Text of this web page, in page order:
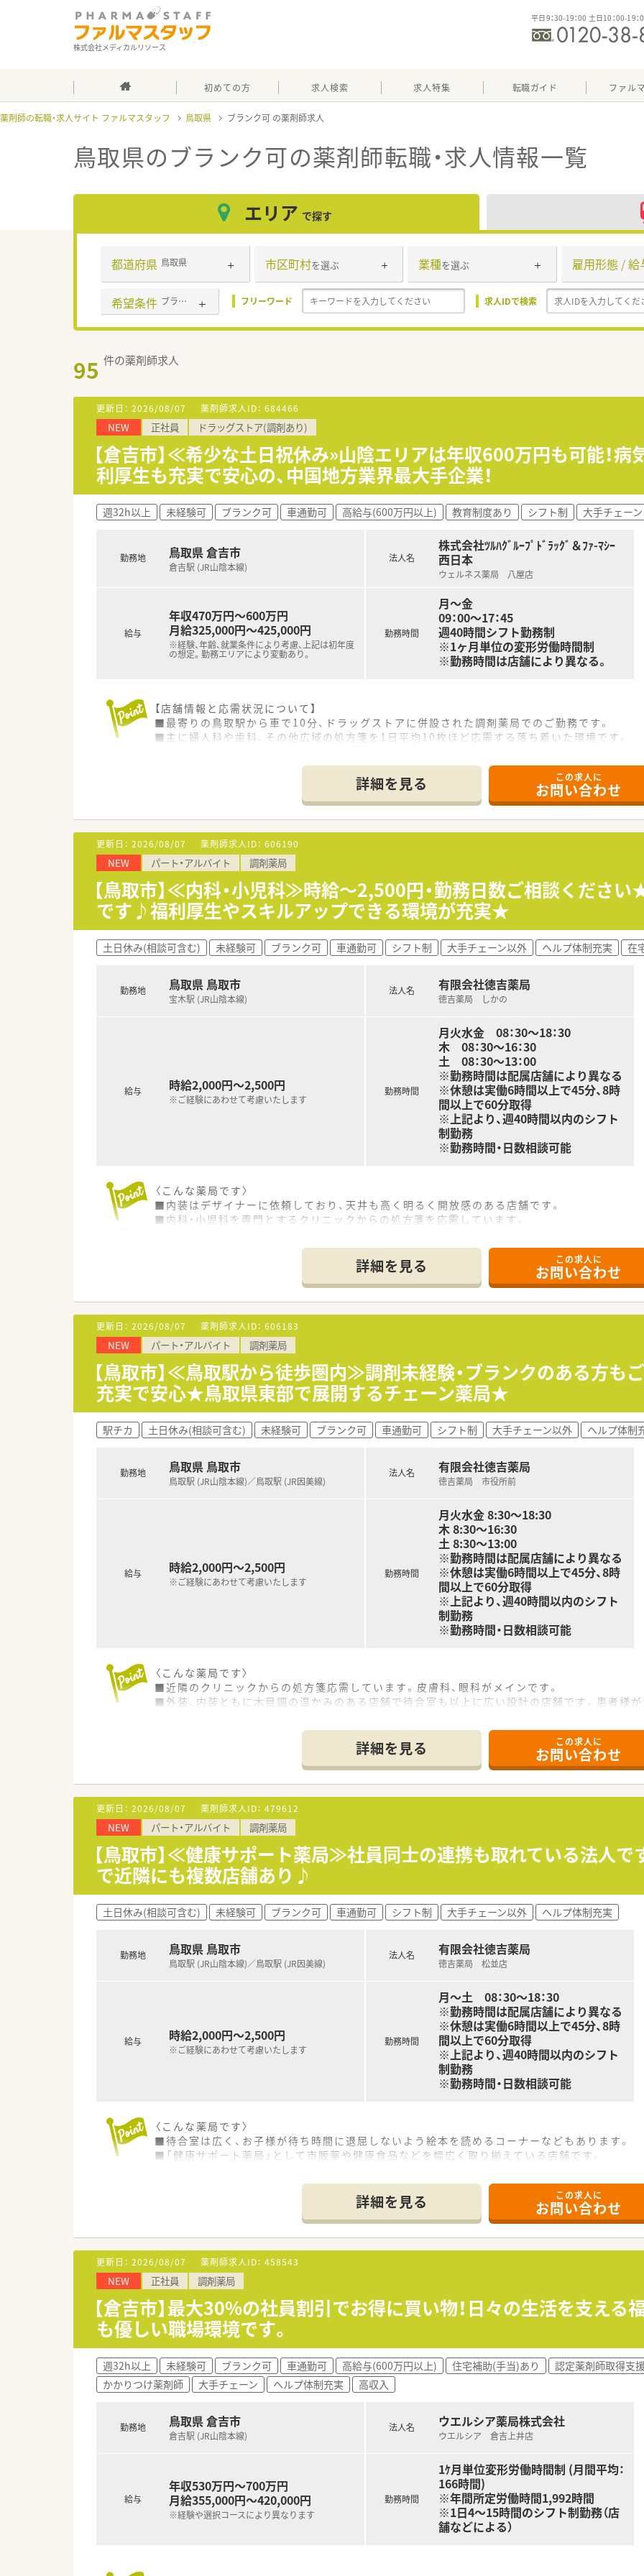
株式会社メディカルリソース
平日9：30-19：00 土日10：00-19
初めての方 求人検索 求人特集 転職ガイド ファル
薬剤師の転職・求人サイト ファルマスタッフ 鳥取県 ブランク可
鳥取県のブランク可の薬剤師転職・求人情報一覧
エリア で探す
都道府県 鳥取県 市区町村を選ぶ 業種を選ぶ 雇用形態 / 給
希望条件 ブランク可 フリーワード 求人IDで検索
95 件の薬剤師求人
更新日： 2026/08/07 薬剤師求人ID： 684466
NEW 正社員 ドラッグストア(調剤あり)
【倉吉市】≪希少な土日祝休み»山陰エリアは年収600万円も可能！
利厚生も充実で安心の、中国地方業界最大手企業！
週32h以上 未経験可 ブランク可 車通勤可 高給与(600万円以上) 教育制度あり シフト制 大手チェーン
勤務地 鳥取県 倉吉市
倉吉駅 (JR山陰本線)
給与
年収470万円～600万円
月給325,000円～425,000円
※経験、年齢、就業条件により考慮、上記は初年度
の想定。勤務エリアにより変動あり。
法人名
株式会社ﾂﾙﾊｸﾞﾙｰﾌﾟﾄﾞﾗｯｸﾞ＆ﾌｧ-ﾏｼｰ
西日本
ウェルネス薬局 八屋店
勤務時間
月～金
09：00～17：45
週40時間シフト勤務制
※1ヶ月単位の変形労働時間制
※勤務時間は店舗により異なる。
【店舗情報と応需状況について】
■最寄りの鳥取駅から車で10分、ドラッグストアに併設された調剤薬局でのご勤務です。
■主に婦人科や歯科、その他広域の処方箋を1日平均10枚ほど応需する落ち着いた環境です。
■年間15店舗以上の新規出店計画に伴い、組織体制を強化するための増員募集となります。
■調剤業務を基本としつつ、OTC医薬品の知識も深めたいという意欲のある方を歓迎します。
■将来的に薬局長を目指すなど、キャリアアップに前向きな方歓迎です。20～30代の方を中心
【想定される業務内容】
■調剤業務が9割となり、主に婦人科や歯科、広域の処方箋の調剤・監査・服薬指導を行います。
■レジ業務はなく、OTC医薬品は第一類医薬品など専門的な相談があった場合に対応します。
■入社後の数年間は、通勤可能な範囲で店舗異動を経験し、多様なスキルを習得します。
【職場環境と雰囲気】
■薬剤師の平均年齢が33歳と若く、活気がありコミュニケーションが取りやすい職場です。
■全店舗に最新の電子薬歴「Musubi」を導入しており、業務の効率化が進んでいます。
詳細を見る この求人に
お問い合わせ
更新日： 2026/08/07 薬剤師求人ID： 606190
NEW パート・アルバイト 調剤薬局
【鳥取市】≪内科・小児科≫時給～2,500円・勤務日数ご相談くださ
です♪福利厚生やスキルアップできる環境が充実★
土日休み(相談可含む) 未経験可 ブランク可 車通勤可 シフト制 大手チェーン以外 ヘルプ体制充実 在
勤務地 鳥取県 鳥取市
宝木駅 (JR山陰本線)
給与 時給2,000円～2,500円
※ご経験にあわせて考慮いたします
法人名 有限会社徳吉薬局
徳吉薬局 しかの
勤務時間
月火水金 08：30～18：30
木 08：30～16：30
土 08：30～13：00
※勤務時間は配属店舗により異なる
※休憩は実働6時間以上で45分、8時
間以上で60分取得
※上記より、週40時間以内のシフト
制勤務
※勤務時間・日数相談可能
〈こんな薬局です〉
■内装はデザイナーに依頼しており、天井も高く明るく開放感のある店舗です。
■内科・小児科を専門とするクリニックからの処方箋を応需しています。
〈調剤設備〉
■監査支援システム PROOFIT（富士フィルム）、クリーンベンチ
〈研修制度〉
■新入社員研修・OJT研修・スキルアップ研修・海外研修・接遇研修があります。
〈法人特徴〉
■鳥取県内で８店舗展開する調剤薬局です。
鳥取市内で在宅も積極的に対応されています。
安心・安全な仕組みとして、調剤監査システムとして「監査支援システム」「一包化監査支援シス
テム」を導入しています。
■各種福利厚生も充実しており、ご家庭をお持ちの方なども安心して長期的なご就業が可能で
■がんの専門領域の専門性を高めるため、鳥取市内の中核病院様とも連携をされています。
■対人業務に特化するため、機械化は積極的に行われている薬局様です。
■従業員の方が働きやすいようにと、皆様で考えてられており、男性育児休暇習得実績もござ
境です！
■社内のレクリエーションも充実しています。
■小児科を応需していますので、お子様がお好きな方にもおススメ
などお気軽にお問い合わせください
詳細を見る この求人に
お問い合わせ
更新日： 2026/08/07 薬剤師求人ID： 606183
NEW パート・アルバイト 調剤薬局
【鳥取市】≪鳥取駅から徒歩圏内≫調剤未経験・ブランクのある方も
充実で安心★鳥取県東部で展開するチェーン薬局★
駅チカ 土日休み(相談可含む) 未経験可 ブランク可 車通勤可 シフト制 大手チェーン以外 ヘルプ体制
勤務地 鳥取県 鳥取市
鳥取駅 (JR山陰本線)／鳥取駅 (JR因美線)
給与 時給2,000円～2,500円
※ご経験にあわせて考慮いたします
法人名 有限会社徳吉薬局
徳吉薬局 市役所前
勤務時間
月火水金 8:30～18:30
木 8:30～16:30
土 8:30～13:00
※勤務時間は配属店舗により異なる
※休憩は実働6時間以上で45分、8時
間以上で60分取得
※上記より、週40時間以内のシフト
制勤務
※勤務時間・日数相談可能
〈こんな薬局です〉
■近隣のクリニックからの処方箋応需しています。皮膚科、眼科がメインです。
■外装、内装ともに木目調の温かみのある店舗で待合室も以上に広い設計の店舗です。患者様
■薬剤師複数名体制で処方箋を月4,000枚程度対応しています。
■薬剤師は複数名体制、調剤助手の方も複数名在籍しています。男性女性ともに活躍中の店舗で
〈業務内容〉
■調剤業務・在宅医療・ＯＴＣ販売業務などをお願いいたします。
〈調剤設備〉
■電子薬歴（グーコ）、全自動錠剤分包機4台（ユヤマ）、円盤分包機（ユヤマ）、錠剤監査システム
フィルム）、練り機2台、クリーンベンチ
〈研修制度〉
■新入社員研修・OJT研修・スキルアップ研修・海外研修・接遇研修があります。
■鳥取県内で８店舗展開する調剤薬局です。
鳥取市内で在宅も積極的に対応されています。
安心・安全な仕組みとして、調剤監査システムとして「監査支援システム」「一包化監査支援シス
■８店舗中5店舗にクリーンベンチを設置されているなど、鳥取市内の在宅医療にも積極的です
■各種福利厚生も充実しており、ご家庭をお持ちの方も安心して長期的なご就業が可能です。
■がんの専門領域の専門性を高めるため、鳥取市内の中核病院様とも連携をされています。
■対人業務に特化するため、機械化は積極的に行われている薬局様です。
■従業員の方が働きやすいようにと、皆様で考えられており、男性育児休暇習得実績もござい
■患者様とのコミュニケーションがお好きな方
■調剤設備の整った店舗で働きたい方
■転居を伴う異動を避け、福利厚生が整った会社でご家族との時間を大切にしたい方
などお気軽にお問い合わせください
詳細を見る この求人に
お問い合わせ
更新日： 2026/08/07 薬剤師求人ID： 479612
NEW パート・アルバイト 調剤薬局
【鳥取市】≪健康サポート薬局≫社員同士の連携も取れている法人
で近隣にも複数店舗あり♪
土日休み(相談可含む) 未経験可 ブランク可 車通勤可 シフト制 大手チェーン以外 ヘルプ体制充実
勤務地 鳥取県 鳥取市
鳥取駅 (JR山陰本線)／鳥取駅 (JR因美線)
給与 時給2,000円～2,500円
※ご経験にあわせて考慮いたします
法人名 有限会社徳吉薬局
徳吉薬局 松並店
勤務時間
月～土 08：30～18：30
※勤務時間は配属店舗により異なる
※休憩は実働6時間以上で45分、8時
間以上で60分取得
※上記より、週40時間以内のシフト
制勤務
※勤務時間・日数相談可能
〈こんな薬局です〉
■待合室は広く、お子様が待ち時間に退屈しないよう絵本を読めるコーナーなどもあります。
■「健康サポート薬局」として市販薬や健康食品などを幅広く取り揃えている店舗です。
■研修認定薬剤師も在籍している店舗です。
■調剤業務・在宅医療・OTC販売 等
■処方箋枚数：2400枚/月
■定期的に健康イベントを開催
〈研修制度〉
■新入社員研修・OJT研修・スキルアップ研修・海外研修・接遇研修があります。
〈法人特徴〉
■鳥取県内で８店舗展開する調剤薬局です。
鳥取市内で在宅も積極的に対応されています。
■健康サポート薬局として定期的な健康イベントを開催されています。
安心・安全な仕組みとして、調剤監査システムとして「監査支援システム」「一包化監査支援シス
■８店舗中5店舗にクリーンベンチを設置されているなど、鳥取市内の在宅医療にも積極的です
■各種福利厚生も充実しており、ご家庭をお持ちの方なども安心して長期的なご就業が可能で
■がんの専門領域の専門性を高めるため、鳥取市内の中核病院様とも連携をされています。
■従業員の方が働きやすいようにと、皆様で考えてられており、男性育児休暇習得実績もござ
境です！
■社内のレクリエーションも充実しています。
詳細を見る この求人に
お問い合わせ
更新日： 2026/08/07 薬剤師求人ID： 458543
NEW 正社員 調剤薬局
【倉吉市】最大30%の社員割引でお得に買い物！日々の生活を支える
も優しい職場環境です。
週32h以上 未経験可 ブランク可 車通勤可 高給与(600万円以上) 住宅補助(手当)あり
認定薬剤師取得支
かかりつけ薬剤師
大手チェーン ヘルプ体制充実 高収入
勤務地 鳥取県 倉吉市
倉吉駅 (JR山陰本線)
給与
年収530万円～700万円
月給355,000円～420,000円
※経験や選択コースにより異なります
法人名 ウエルシア薬局株式会社
ウエルシア 倉吉上井店
勤務時間
1ｹ月単位変形労働時間制 (月間平均：
166時間)
※年間所定労働時間1,992時間
※1日4～15時間のシフト制勤務（店
舗などによる）